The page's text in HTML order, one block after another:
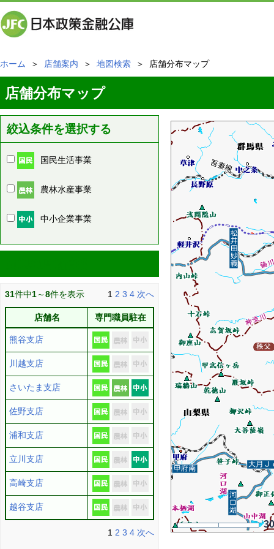
ホーム ＞ 店舗案内 ＞ 地図検索 ＞ 店舗分布マップ
店舗分布マップ
絞込条件を選択する
国民生活事業
農林水産事業
中小企業事業
31件中1～8件を表示 1 2 3 4 次へ
店舗名 専門職員駐在
熊谷支店
川越支店
さいたま支店
佐野支店
浦和支店
立川支店
高崎支店
越谷支店
1 2 3 4 次へ